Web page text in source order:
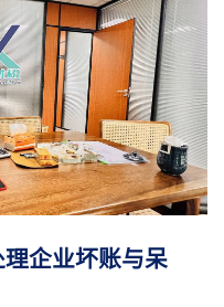
企业坏账与呆